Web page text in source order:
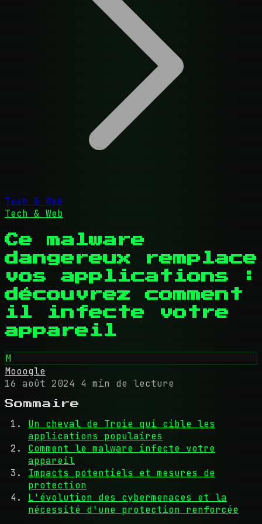
Tech & Web
Tech & Web
Ce malware
dangereux remplace
vos applications :
découvrez comment
il infecte votre
appareil
M
Mooogle
16 août 2024
4 min de lecture
Sommaire
Un cheval de Troie qui cible les
applications populaires
Comment le malware infecte votre
appareil
Impacts potentiels et mesures de
protection
L'évolution des cybermenaces et la
nécessité d'une protection renforcée